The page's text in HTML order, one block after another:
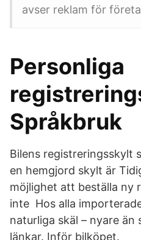
avser reklam för
Personliga
Språkbruk
Bilens registreringsskylt
en hemgjord skylt är
möjlighet att beställa ny
inte Hos alla
naturliga skäl – nyare än
länkar. Inför bilköpet.